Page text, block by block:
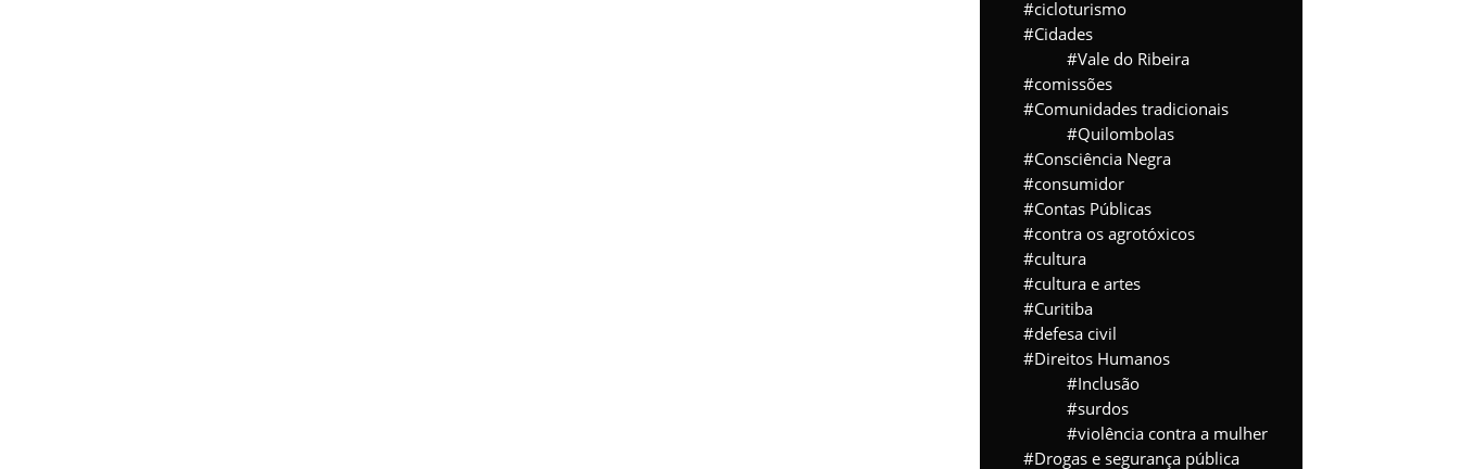
cicloturismo
Cidades
Vale do Ribeira
comissões
Comunidades tradicionais
Quilombolas
Consciência Negra
consumidor
Contas Públicas
contra os agrotóxicos
cultura
cultura e artes
Curitiba
defesa civil
Direitos Humanos
Inclusão
surdos
violência contra a mulher
Drogas e segurança pública